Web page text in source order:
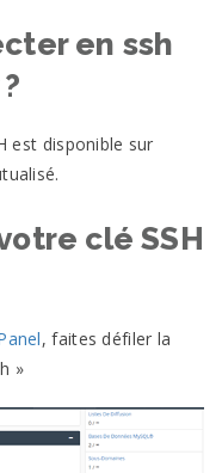
en ssh
est disponible sur
clé SSH
, faites défiler la
»